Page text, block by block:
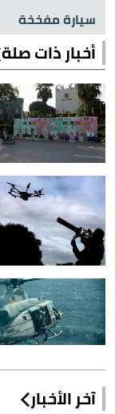
سيارة مفخخة
أخبار ذات صلة
آخر الأخبار